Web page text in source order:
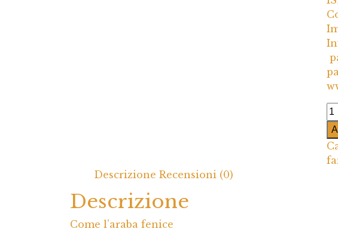
Descrizione Recensioni (0)
Descrizione
Come l’araba fenice